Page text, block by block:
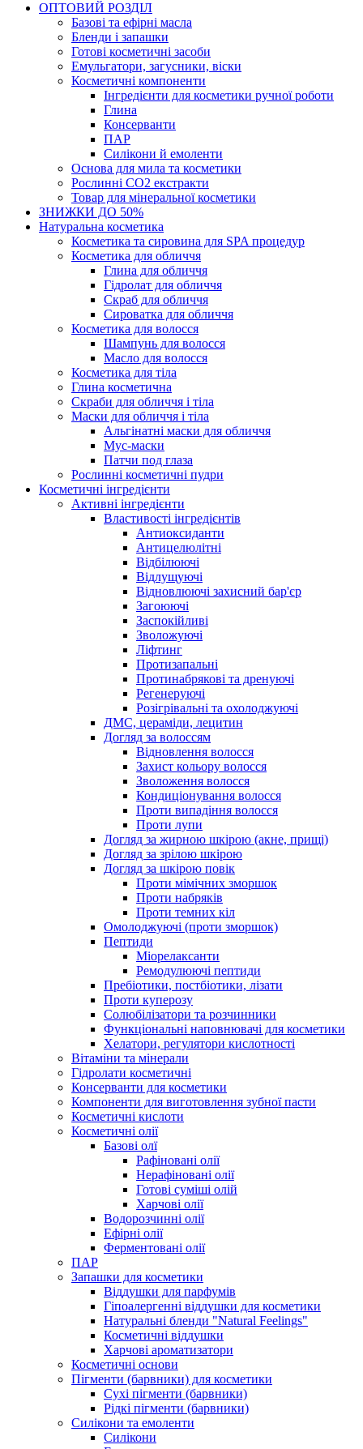
ОПТОВИЙ РОЗДІЛ
Базові та ефірні масла
Бленди і запашки
Готові косметичні засоби
Емульгатори, загусники, віски
Косметичні компоненти
Інгредієнти для косметики ручної роботи
Глина
Консерванти
ПАР
Силікони й емоленти
Основа для мила та косметики
Рослинні СО2 екстракти
Товар для мінеральної косметики
ЗНИЖКИ ДО 50%
Натуральна косметика
Косметика та сировина для SPA процедур
Косметика для обличчя
Глина для обличчя
Гідролат для обличчя
Скраб для обличчя
Сироватка для обличчя
Косметика для волосся
Шампунь для волосся
Масло для волосся
Косметика для тіла
Глина косметична
Скраби для обличчя і тіла
Маски для обличчя і тіла
Альгінатні маски для обличчя
Мус-маски
Патчи под глаза
Рослинні косметичні пудри
Косметичні інгредієнти
Активні інгредієнти
Властивості інгредієнтів
Антиоксиданти
Антицелюлітні
Відбілюючі
Відлущуючі
Відновлюючі захисний бар'єр
Загоюючі
Заспокійливі
Зволожуючі
Ліфтинг
Протизапальні
Протинабрякові та дренуючі
Регенеруючі
Розігрівальні та охолоджуючі
ДМС, цераміди, лецитин
Догляд за волоссям
Відновлення волосся
Захист кольору волосся
Зволоження волосся
Кондиціонування волосся
Проти випадіння волосся
Проти лупи
Догляд за жирною шкірою (акне, прищі)
Догляд за зрілою шкірою
Догляд за шкірою повік
Проти мімічних зморшок
Проти набряків
Проти темних кіл
Омолоджуючі (проти зморшок)
Пептиди
Міорелаксанти
Ремодулюючі пептиди
Пребіотики, постбіотики, лізати
Проти куперозу
Солюбілізатори та розчинники
Функціональні наповнювачі для косметики
Хелатори, регулятори кислотності
Вітаміни та мінерали
Гідролати косметичні
Консерванти для косметики
Компоненти для виготовлення зубної пасти
Косметичні кислоти
Косметичні олії
Базові олї
Рафіновані олії
Нерафіновані олії
Готові суміші олій
Харчові олії
Водорозчинні олії
Ефірні олії
Ферментовані олії
ПАР
Запашки для косметики
Віддушки для парфумів
Гіпоалергенні віддушки для косметики
Натуральні бленди "Natural Feelings"
Косметичні віддушки
Харчові ароматизатори
Косметичні основи
Пігменти (барвники) для косметики
Сухі пігменти (барвники)
Рідкі пігменти (барвники)
Силікони та емоленти
Силікони